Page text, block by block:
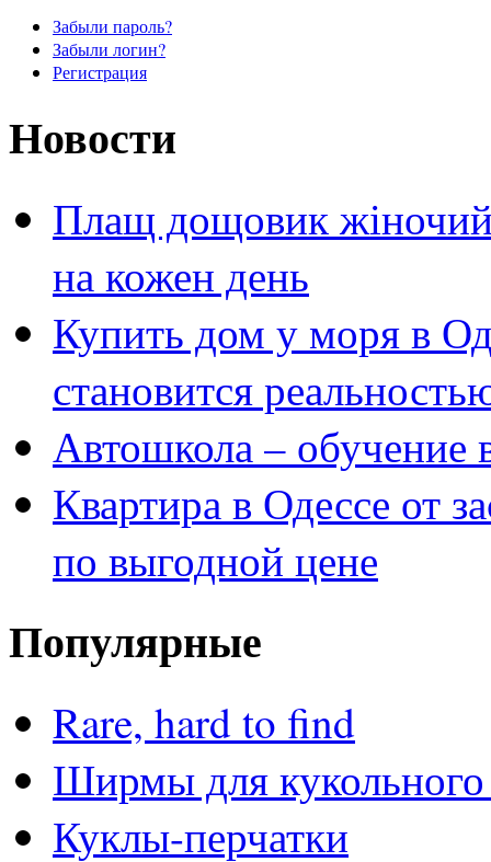
Забыли пароль?
Забыли логин?
Регистрация
Новости
Плащ дощовик
на кожен день
Купить дом у моря в
становится
Автошкола – обучение
Квартира в Одессе от
по выгодной цене
Популярные
Rare, hard to find
Ширмы для кукольного
Куклы-перчатки